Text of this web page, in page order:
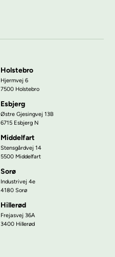
Holstebro
Hjermvej 6
7500 Holstebro
Esbjerg
Østre Gjesingvej 13B
6715 Esbjerg N
Middelfart
Stensgårdvej 14
5500 Middelfart
Sorø
Industrivej 4e
4180 Sorø
Hillerød
Frejasvej 36A
3400 Hillerød